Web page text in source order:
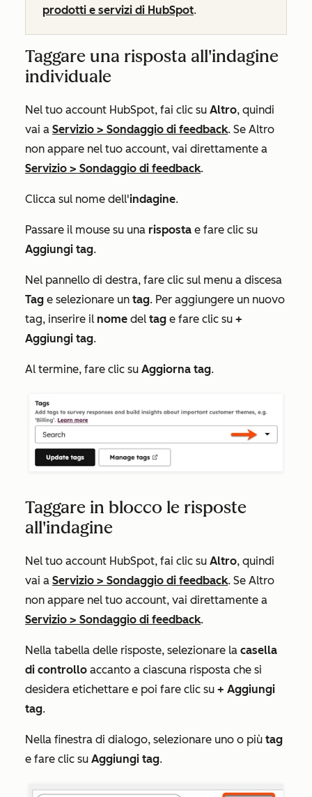
prodotti e servizi di HubSpot.
Taggare una risposta all'indagine
individuale
Nel tuo account HubSpot, fai clic su Altro, quindi
vai a Servizio > Sondaggio di feedback. Se Altro
non appare nel tuo account, vai direttamente a
Servizio > Sondaggio di feedback.
Clicca sul nome dell'indagine.
Passare il mouse su una risposta e fare clic su
Aggiungi tag.
Nel pannello di destra, fare clic sul menu a discesa
Tag e selezionare un tag. Per aggiungere un nuovo
tag, inserire il nome del tag e fare clic su +
Aggiungi tag.
Al termine, fare clic su Aggiorna tag.
Taggare in blocco le risposte
all'indagine
Nel tuo account HubSpot, fai clic su Altro, quindi
vai a Servizio > Sondaggio di feedback. Se Altro
non appare nel tuo account, vai direttamente a
Servizio > Sondaggio di feedback.
Nella tabella delle risposte, selezionare la casella
di controllo accanto a ciascuna risposta che si
desidera etichettare e poi fare clic su + Aggiungi
tag.
Nella finestra di dialogo, selezionare uno o più tag
e fare clic su Aggiungi tag.